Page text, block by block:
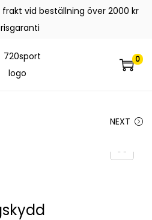
frakt vid beställning över 2000 kr
0
NEXT